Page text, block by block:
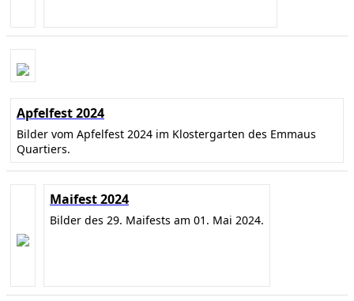
Apfelfest 2024
Bilder vom Apfelfest 2024 im Klostergarten des Emmaus
Quartiers.
Maifest 2024
Bilder des 29. Maifests am 01. Mai 2024.